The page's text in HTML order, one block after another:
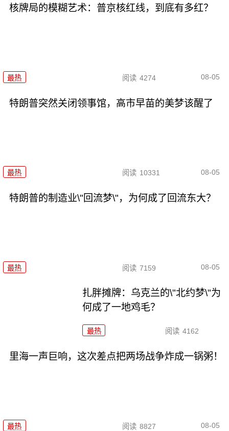
核牌局的模糊艺术：普京核红线，到底有多红？
最热 阅读 4274 08-05
特朗普突然关闭领事馆，高市早苗的美梦该醒了
最热 阅读 10331 08-05
特朗普的制造业\"回流梦\"，为何成了回流东大？
最热 阅读 7159 08-05
扎胖摊牌：乌克兰的\"北约梦\"为
何成了一地鸡毛？
最热 阅读 4162
里海一声巨响，这次差点把两场战争炸成一锅粥！
最热 阅读 8827 08-05